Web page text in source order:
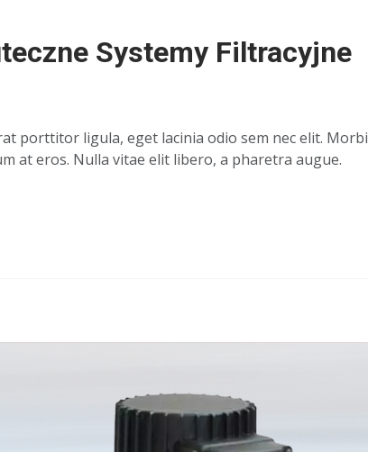
Systemy Filtracyjne
porttitor ligula, eget lacinia odio sem nec elit. Morbi
at eros. Nulla vitae elit libero, a pharetra augue.